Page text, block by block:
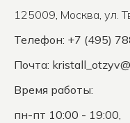
125009, Москва, ул.
Телефон: +7 (495)
Почта:
Время работы:
пн-пт 10:00 - 19:00,